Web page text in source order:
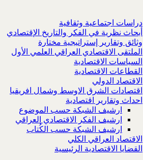
دراسات اجتماعية وثقافية
أبحاث نظرية في الفكر والتاريخ الإقتصادي
وثائق وتقارير إستراتيجية مختارة
الملتقى الاقتصادي العراقي العلمي الأول
السياسات الاقتصادية
القطاعات الاقتصادية
الاقتصاد الدولي
اقتصادات الشرق الاوسط وشمال افريقيا
احداث وتقارير اقتصادية
ارشيف الشبكة حسب الموضوع
ارشيف الفكر الاقتصادي العراقي
ارشيف الشبكة حسب الكُتاب
الاقتصاد العراقي الكلي
القضايا الاقتصادية الرئيسية